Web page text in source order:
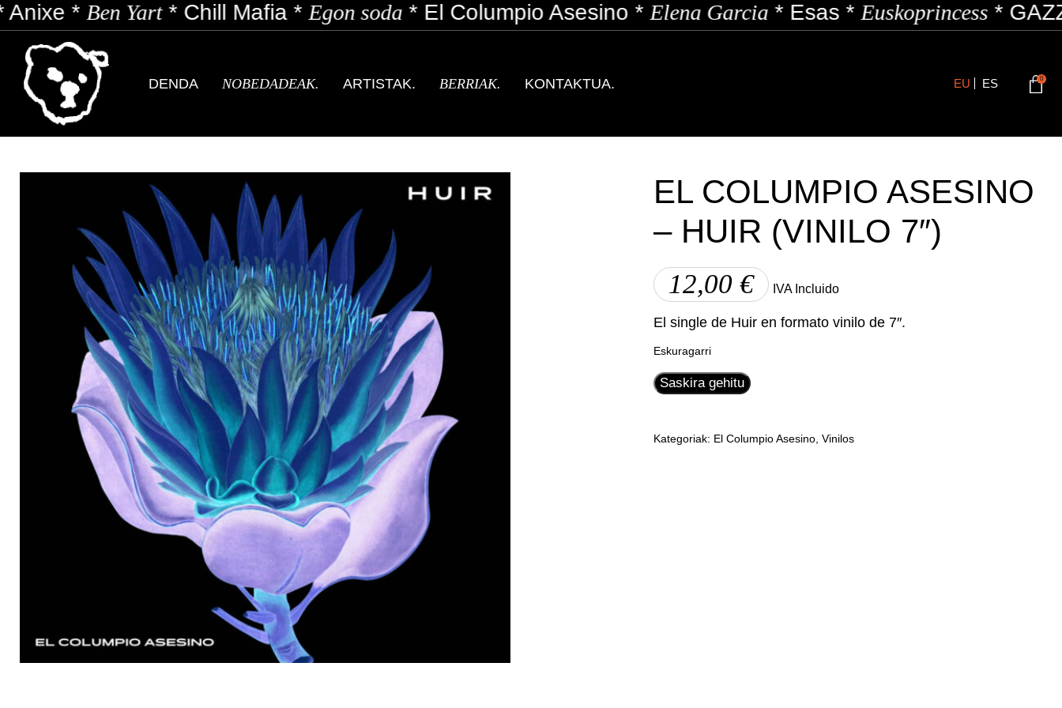
* Ben Yart*Chill Mafia* Egon soda* El Columpio Asesino* Elena Garcia* Esas* Euskoprincess* GAZZI
DENDA NOBEDADEAK. ARTISTAK. BERRIAK. KONTAKTUA. EU ES 0
EL COLUMPIO ASESINO
– HUIR (VINILO 7″)
12,00€ IVA Incluido
El single de Huir en formato vinilo de 7″.
Eskuragarri
El
Columpio
-
Saskira gehitu
Kategoriak: El Columpio Asesino ,Vinilos